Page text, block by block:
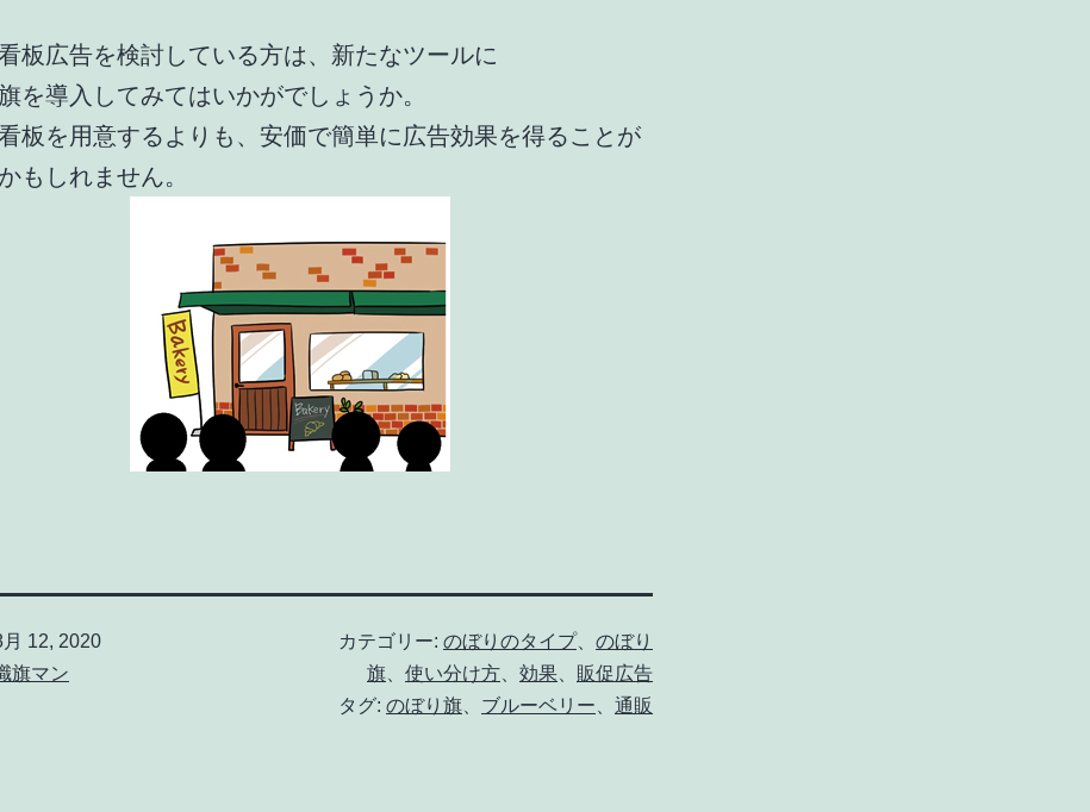
板広告を検討している方は、新たなツールに
を導入してみてはいかがでしょうか。
板を用意するよりも、安価で簡単に広告効果を得ることが
もしれません。
月 12, 2020
旗マン
カテゴリー: のぼりのタイプ、 のぼり
旗
使い分け方 効果
販促広告
タグ: のぼり旗 ブルーベリー 通販